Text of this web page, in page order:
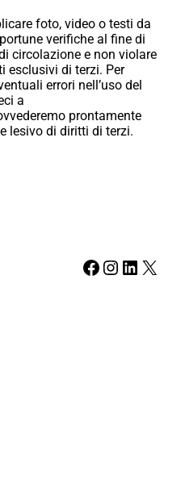
foto, video o testi da
verifiche al fine di
circolazione e non violare
esclusivi di terzi. Per
errori nell’uso del
a
prontamente
lesivo di diritti di terzi.
Facebook Instagram LinkedIn X